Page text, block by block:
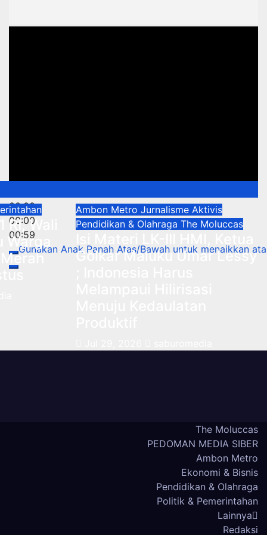
00:00
00:00
00:59
Gunakan Anak Panah Atas/Bawah untuk menaikkan
Wali
Ambon Metro Jurnalisme Aktivis
Pendidikan & Olahraga The Moluccas
Golkar Maluku Umar Lessy
The Moluccas
PEDOMAN MEDIA SIBER
Ambon Metro
Ekonomi & Bisnis
Pendidikan & Olahraga
Politik & Pemerintahan
Lainnya
Redaksi